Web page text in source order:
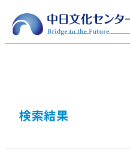
検索結果